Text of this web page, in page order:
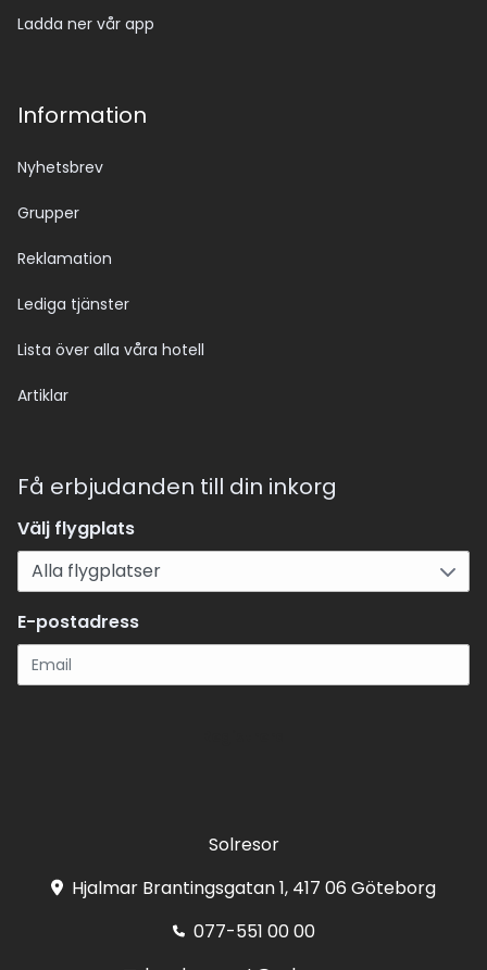
Ladda ner vår app
Information
Nyhetsbrev
Grupper
Reklamation
Lediga tjänster
Lista över alla våra hotell
Artiklar
Få erbjudanden till din inkorg
Välj flygplats
E-postadress
Solresor
Hjalmar Brantingsgatan 1, 417 06 Göteborg
077-551 00 00